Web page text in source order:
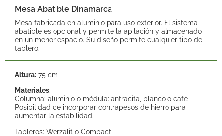
Mesa Abatible Dinamarca
Mesa fabricada en aluminio para uso exterior. El sistema
abatible es opcional y permite la apilación y almacenado
en un menor espacio. Su diseño permite cualquier tipo de
tablero.
Altura: 75 cm
Materiales:
Columna: aluminio o médula: antracita, blanco o café
Posibilidad de incorporar contrapesos de hierro para
aumentar la estabilidad.
Tableros: Werzalit o Compact